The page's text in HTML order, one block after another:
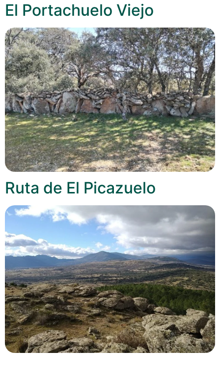
El Portachuelo Viejo
Ruta de El Picazuelo